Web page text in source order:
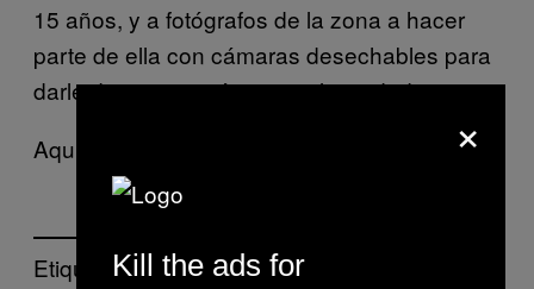
15 años, y a fotógrafos de la zona a hacer
parte de ella con cámaras desechables para
darle de nuevo imágenes a la ciudad.
Aquí una muestra de la serie:
Etiquetado:
×
Kill the ads for